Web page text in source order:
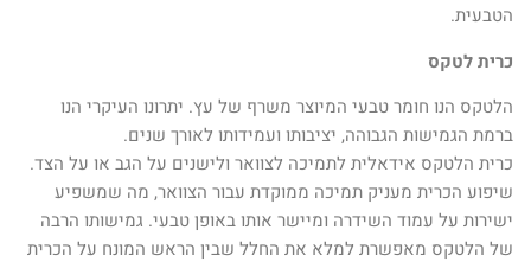
הטבעית.
כרית לטקס
הלטקס הנו חומר טבעי המיוצר משרף של עץ. יתרונו העיקרי הנו
ברמת הגמישות הגבוהה, יציבותו ועמידותו לאורך שנים.
כרית הלטקס אידאלית לתמיכה לצוואר ולישנים על הגב או על הצד.
שיפוע הכרית מעניק תמיכה ממוקדת עבור הצוואר, מה שמשפיע
ישירות על עמוד השידרה ומיישר אותו באופן טבעי. גמישותו הרבה
של הלטקס מאפשרת למלא את החלל שבין הראש המונח על הכרית